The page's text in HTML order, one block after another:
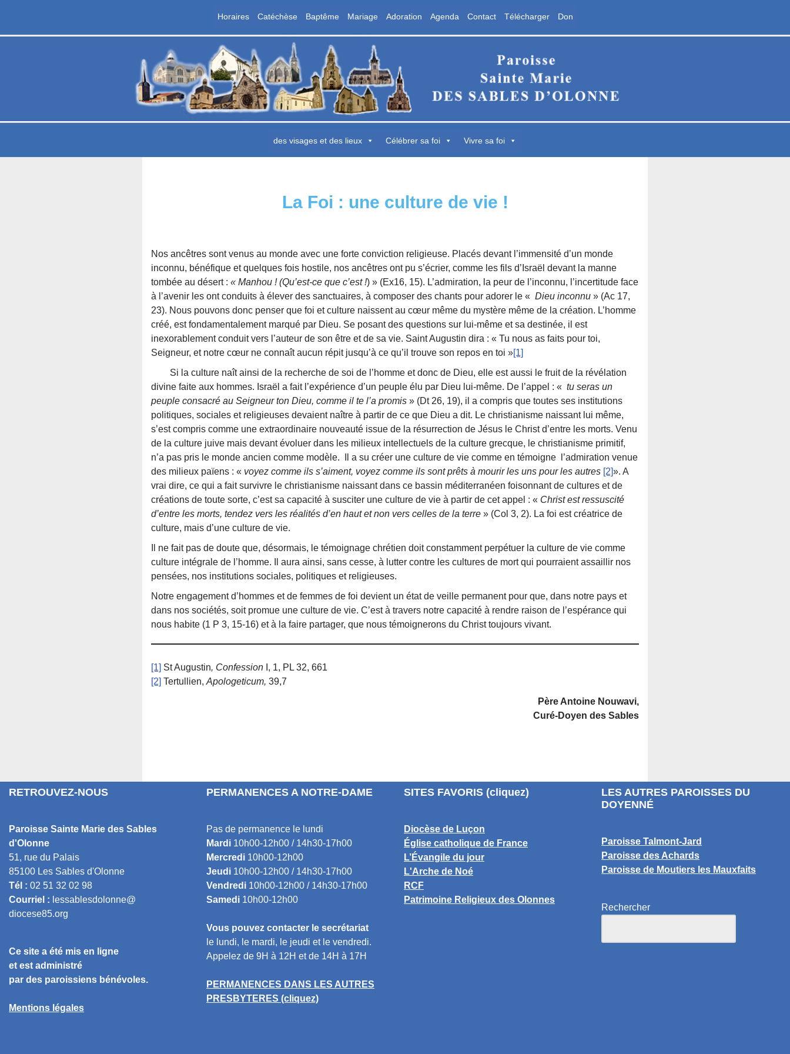
Horaires Catéchèse Baptême Mariage Adoration Agenda Contact Télécharger Don
Paroisse Sainte Marie des Sables d'Olonne
Les Sables d'Olonne
des visages et des lieux Célébrer sa foi Vivre sa foi
La Foi : une culture de vie !
Nos ancêtres sont venus au monde avec une forte conviction religieuse. Placés devant l’immensité d’un monde
inconnu, bénéfique et quelques fois hostile, nos ancêtres ont pu s’écrier, comme les fils d’Israël devant la manne
tombée au désert : « Manhou ! (Qu’est-ce que c’est !) » (Ex16, 15). L’admiration, la peur de l’inconnu, l’incertitude face
à l’avenir les ont conduits à élever des sanctuaires, à composer des chants pour adorer le « Dieu inconnu » (Ac 17,
23). Nous pouvons donc penser que foi et culture naissent au cœur même du mystère même de la création. L’homme
créé, est fondamentalement marqué par Dieu. Se posant des questions sur lui-même et sa destinée, il est
inexorablement conduit vers l’auteur de son être et de sa vie. Saint Augustin dira : « Tu nous as faits pour toi,
Seigneur, et notre cœur ne connaît aucun répit jusqu’à ce qu’il trouve son repos en toi »[1]
Si la culture naît ainsi de la recherche de soi de l’homme et donc de Dieu, elle est aussi le fruit de la révélation
divine faite aux hommes. Israël a fait l’expérience d’un peuple élu par Dieu lui-même. De l’appel : « tu seras un
peuple consacré au Seigneur ton Dieu, comme il te l’a promis » (Dt 26, 19), il a compris que toutes ses institutions
politiques, sociales et religieuses devaient naître à partir de ce que Dieu a dit. Le christianisme naissant lui même,
s’est compris comme une extraordinaire nouveauté issue de la résurrection de Jésus le Christ d’entre les morts. Venu
de la culture juive mais devant évoluer dans les milieux intellectuels de la culture grecque, le christianisme primitif,
n’a pas pris le monde ancien comme modèle. Il a su créer une culture de vie comme en témoigne l’admiration venue
des milieux païens : « voyez comme ils s’aiment, voyez comme ils sont prêts à mourir les uns pour les autres [2]». A
vrai dire, ce qui a fait survivre le christianisme naissant dans ce bassin méditerranéen foisonnant de cultures et de
créations de toute sorte, c’est sa capacité à susciter une culture de vie à partir de cet appel : « Christ est ressuscité
d’entre les morts, tendez vers les réalités d’en haut et non vers celles de la terre » (Col 3, 2). La foi est créatrice de
culture, mais d’une culture de vie.
Il ne fait pas de doute que, désormais, le témoignage chrétien doit constamment perpétuer la culture de vie comme
culture intégrale de l’homme. Il aura ainsi, sans cesse, à lutter contre les cultures de mort qui pourraient assaillir nos
pensées, nos institutions sociales, politiques et religieuses.
Notre engagement d’hommes et de femmes de foi devient un état de veille permanent pour que, dans notre pays et
dans nos sociétés, soit promue une culture de vie. C’est à travers notre capacité à rendre raison de l’espérance qui
nous habite (1 P 3, 15-16) et à la faire partager, que nous témoignerons du Christ toujours vivant.
[1] St Augustin, Confession I, 1, PL 32, 661
[2] Tertullien, Apologeticum, 39,7
Père Antoine Nouwavi,
Curé-Doyen des Sables
RETROUVEZ-NOUS
Paroisse Sainte Marie des Sables
d'Olonne
51, rue du Palais
85100 Les Sables d'Olonne
Tél : 02 51 32 02 98
Courriel : lessablesdolonne@
diocese85.org
Ce site a été mis en ligne
et est administré
par des paroissiens bénévoles.
Mentions légales
PERMANENCES A NOTRE-DAME
Pas de permanence le lundi
Mardi 10h00-12h00 / 14h30-17h00
Mercredi 10h00-12h00
Jeudi 10h00-12h00 / 14h30-17h00
Vendredi 10h00-12h00 / 14h30-17h00
Samedi 10h00-12h00
Vous pouvez contacter le secrétariat
le lundi, le mardi, le jeudi et le vendredi.
Appelez de 9H à 12H et de 14H à 17H
PERMANENCES DANS LES AUTRES
PRESBYTERES (cliquez)
SITES FAVORIS (cliquez)
Diocèse de Luçon
Église catholique de France
L’Évangile du jour
L'Arche de Noé
RCF
Patrimoine Religieux des Olonnes
LES AUTRES PAROISSES DU
DOYENNÉ
Paroisse Talmont-Jard
Paroisse des Achards
Paroisse de Moutiers les Mauxfaits
Rechercher